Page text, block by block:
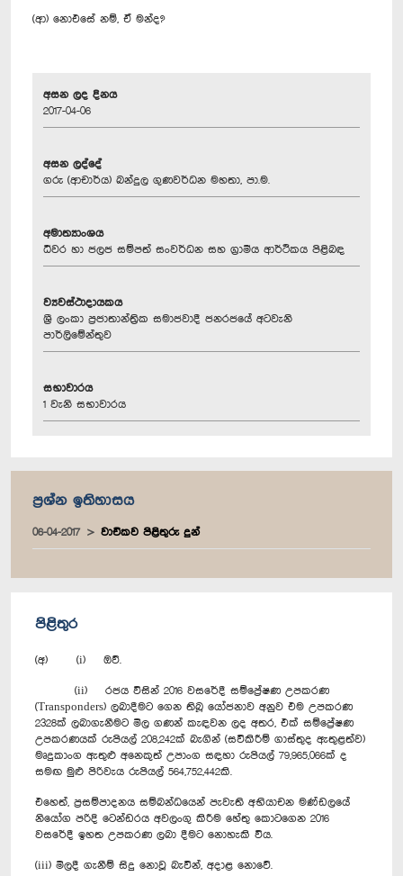
(ආ) නොඑසේ නම්, ඒ මන්ද?
අසන ලද දිනය
2017-04-06
අසන ලද්දේ
ගරු (ආචාර්ය) බන්දුල ගුණවර්ධන මහතා, පා.ම.
අමාත්‍යාංශය
ධීවර හා ජලජ සම්පත් සංවර්ධන සහ ග්‍රාමීය ආර්ථිකය පිළිබඳ
ව්‍යවස්ථාදායකය
ශ්‍රී ලංකා ප්‍රජාතාන්ත්‍රික සමාජවාදී ජනරජයේ අටවැනි
පාර්ලිමේන්තුව
සභාවාරය
1 වැනි සභාවාරය
ප්‍රශ්න ඉතිහාසය
06-04-2017 වාචිකව පිළිතුරු දුන්
පිළිතුර
(අ) (i) ඔව්.
(ii) රජය විසින් 2016 වසරේදී සම්ප්‍රේෂණ උපකරණ
(Transponders) ලබාදීමට ගෙන තිබූ යෝජනාව අනුව එම උපකරණ
2328ක් ලබාගැනීමට මිල ගණන් කැඳවන ලද අතර, එක් සම්ප්‍රේෂණ
උපකරණයක් රුපියල් 208,242ක් බැගින් (සවිකිරීම් ගාස්තුද ඇතුළත්ව)
මෘදුකාංග ඇතුළු අනෙකුත් උපාංග සඳහා රුපියල් 79,965,066ක් ද
සමඟ මුළු පිරිවැය රුපියල් 564,752,442කි.
එහෙත්, ප්‍රසම්පාදනය සම්බන්ධයෙන් පැවැති අභියාචන මණ්ඩලයේ
නියෝග පරිදි ටෙන්ඩරය අවලංගු කිරීම හේතු කොටගෙන 2016
වසරේදී ඉහත උපකරණ ලබා දීමට නොහැකි විය.
(iii) මිලදී ගැනීම් සිදු නොවූ බැවින්, අදාළ නොවේ.